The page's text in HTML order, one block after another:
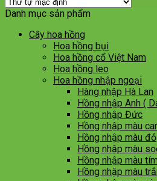
Danh mục sản phẩm
Cây hoa hồng
Hoa hồng bụi
Hoa hồng cổ Việt Nam
Hoa hồng leo
Hoa hồng nhập ngoại
Hàng nhập Hà Lan
Hồng nhập Anh (
Hồng nhập Đức
Hồng nhập màu
Hồng nhập màu đỏ
Hồng nhập màu
Hồng nhập màu tím
Hồng nhập màu